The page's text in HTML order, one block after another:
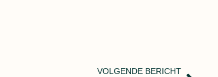
VOLGENDE BERICHT